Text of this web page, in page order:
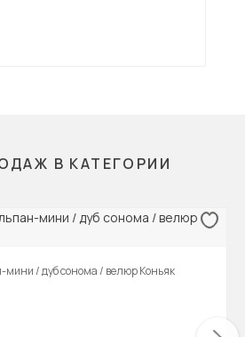
В КАТЕГОРИИ
/ дуб сонома / велюр Коньяк